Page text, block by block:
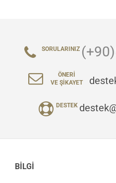
SORULARINIZ
ÖNERI
VE ŞIKAYET
DESTEK
BILGI